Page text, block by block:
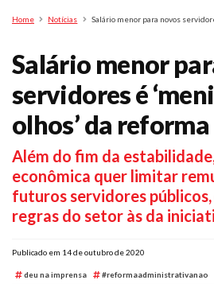
Pesquisa
Home Notícias Salário menor para novos
Salário menor
servidores é
olhos’ da reforma
Além do fim da
econômica quer limitar
futuros servidores
regras do setor às da
Publicado em 14 de outubro de 2020
deu na imprensa #reformaadministrativanao
Diretoria
O Sindicato
Agenda
Casa do Alto
Sede Campestre
Nossos Convênios
Gympass Wellhub
Seguro Auto
Plano de Saúde
Assistência Funeral